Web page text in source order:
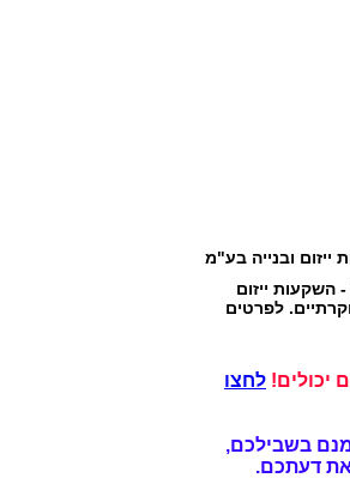
ובנייה בע"מ
השקעות ייזום
לפרטים
יכולים! לחצו
בשבילכם,
דעתכם.